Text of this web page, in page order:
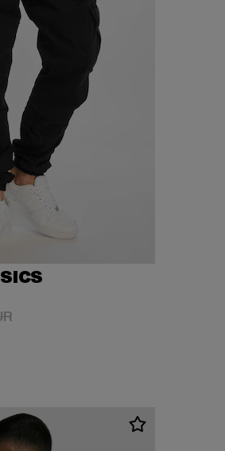
EUR
Aktionspreis: 59,99 EUR